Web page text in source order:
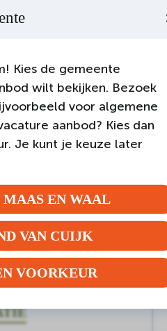
van de kleine
Kies de gemeente
wilt bekijken. Bezoek
voor algemene
aanbod? Kies dan
Je kunt je keuze later
MAAS EN WAAL
VAN CUIJK
VOORKEUR